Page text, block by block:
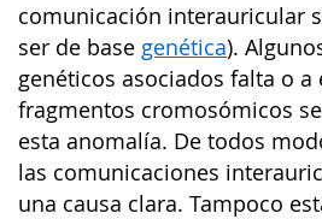
comunicación interauricular
ser de base genética).
genéticos asociados falta o a
fragmentos cromosómicos
esta anomalía. De todos
las comunicaciones
una causa clara. Tampoco